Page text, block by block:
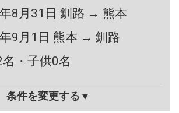
8月31日 釧路 → 熊本
9月1日 熊本 → 釧路
・子供0名
条件を変更する▼